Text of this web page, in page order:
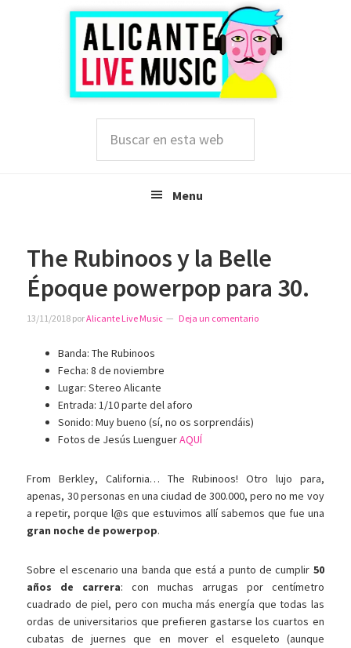
esta
Menu
The Rubinoos y la Belle
Époque powerpop para 30.
13/11/2018 porAlicante Live Music Deja un comentario
Banda: The Rubinoos
Fecha: 8 de noviembre
Lugar: Stereo Alicante
Entrada: 1/10 parte del aforo
Sonido: Muy bueno (sí, no os sorprendáis)
Fotos de Jesús LuenguerAQUÍ
From Berkley, California… The Rubinoos! Otro lujo para,
apenas, 30 personas en una ciudad de 300.000, pero no me voy
a repetir, porque l@s que estuvimos allí sabemos que fue una
gran noche de powerpop.
Sobre el escenario una banda que está a punto de cumplir 50
años de carrera: con muchas arrugas por centímetro
cuadrado de piel, pero con mucha más energía que todas las
ordas de universitarios que prefieren gastarse los cuartos en
cubatas de juernes que en mover el esqueleto (aunque